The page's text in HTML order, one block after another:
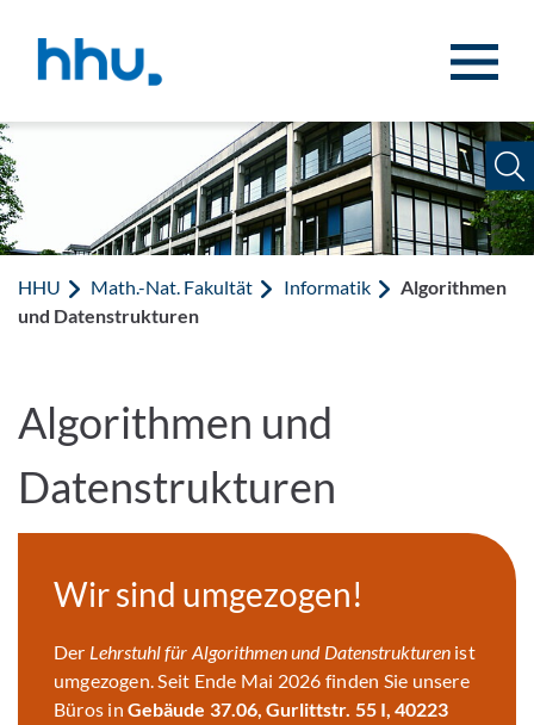
HHU Math.-Nat. Fakultät Informatik
Algorithmen
und Datenstrukturen
Algorithmen und
Datenstrukturen
Wir sind umgezogen!
Der Lehrstuhl für Algorithmen und Datenstrukturenist
umgezogen. Seit Ende Mai 2026 finden Sie unsere
Büros inGebäude 37.06, Gurlittstr. 55 I, 40223